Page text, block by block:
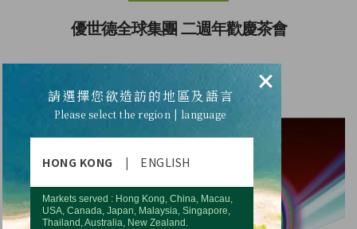
優世德全球集團 二週年歡慶茶會
×
請選擇您欲造訪的地區及語言
Please select the region | language
HONG KONG | ENGLISH
Markets served : Hong Kong, China, Macau,
USA, Canada, Japan, Malaysia, Singapore,
Thailand, Australia, New Zealand.